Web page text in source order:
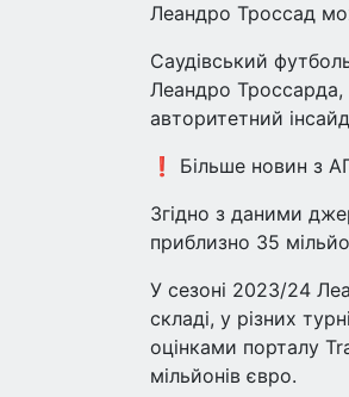
Леандро Троссад
Саудівський
Леандро Троссарда,
авторитетний
❗️ Більше новин з
Згідно з даними
приблизно 35
У сезоні 2023/24
складі, у різних
оцінками порталу
мільйонів євро.